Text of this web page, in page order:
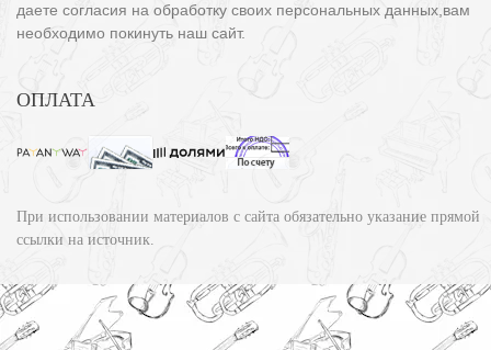
даете согласия на обработку своих персональных данных,вам
необходимо покинуть наш сайт.
ОПЛАТА
При использовании материалов с сайта обязательно указание прямой
ссылки на источник.